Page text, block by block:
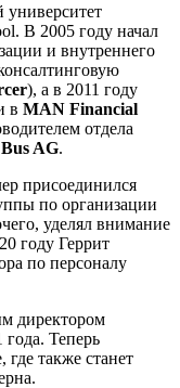
В 2005 году начал
и внутреннего
), а в 2011 году
в MAN Financial
отдела
AG.
присоединился
по организации
уделял внимание
году Геррит
по персоналу
директором
года. Теперь
где также станет